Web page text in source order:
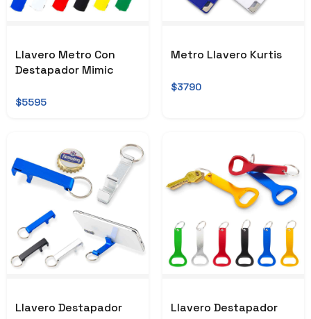
Llavero Metro Con
Destapador Mimic
$5595
Metro Llavero Kurtis
$3790
Llavero Destapador
Llavero Destapador